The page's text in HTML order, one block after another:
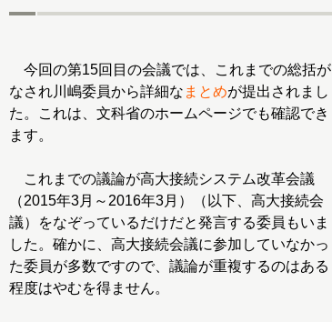
今回の第15回目の会議では、これまでの総括が
なされ川嶋委員から詳細な まとめが提出されまし
た。これは、文科省のホームページでも確認でき
ます。
これまでの議論が高大接続システム改革会議
（2015年3月～2016年3月）（以下、高大接続会
議）をなぞっているだけだと発言する委員もいま
した。確かに、高大接続会議に参加していなかっ
た委員が多数ですので、議論が重複するのはある
程度はやむを得ません。